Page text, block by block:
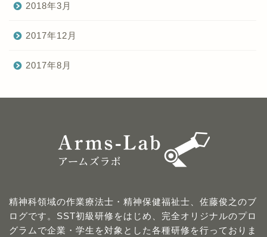
2018年3月
2017年12月
2017年8月
精神科領域の作業療法士・精神保健福祉士、佐藤俊之のブ
ログです。SST初級研修をはじめ、完全オリジナルのプロ
グラムで企業・学生を対象とした各種研修を行っておりま